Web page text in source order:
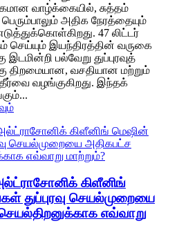
வாழ்க்கையில், சுத்தம்
அதிக நேரத்தையும்
47 லிட்டர்
செய்யும் இயந்திரத்தின் வருகை
இடமின்றி பல்வேறு துப்புரவுத்
திறமையான, வசதியான மற்றும்
வழங்குகிறது. இந்தக்
கிளீனிங்
துப்புரவு செயல்முறையை
எவ்வாறு